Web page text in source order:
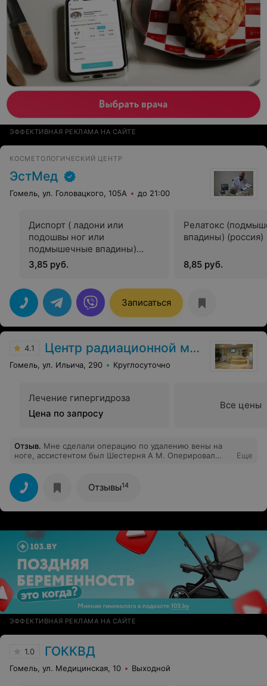
ЭФФЕКТИВНАЯ РЕКЛАМА НА САЙТЕ
КОСМЕТОЛОГИЧЕСКИЙ ЦЕНТР
ЭстМед
Гомель, ул. Головацкого, 105А до 21:00
Диспорт ( ладони или
подошвы ног или
подмышечные впадины)
(великобритания)
3,85 руб.
Релатокс
впадины) (россия)
8,85 руб.
Записаться
4.1 Центр радиационной медицины
Гомель, ул. Ильича, 290 Круглосуточно
Лечение гипергидроза
Цена по запросу
Все цены
Отзыв. Мне сделали операцию по удалению вены на
ноге, ассистентом был Шестерня А М. Оперировал
Одним словом в апреле сделали операцию, а в
настоящее время я уже забыл о тех днях. Спасибо
парням за работу и всему хирург. отделению. Кормят
хорошо и работают все как пчелки. Спасибо всем!
Еще
Отзывы14
ЭФФЕКТИВНАЯ РЕКЛАМА НА САЙТЕ
1.0 ГОККВД
Гомель, ул. Медицинская, 10 Выходной